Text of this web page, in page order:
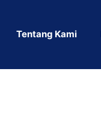
Tentang Kami